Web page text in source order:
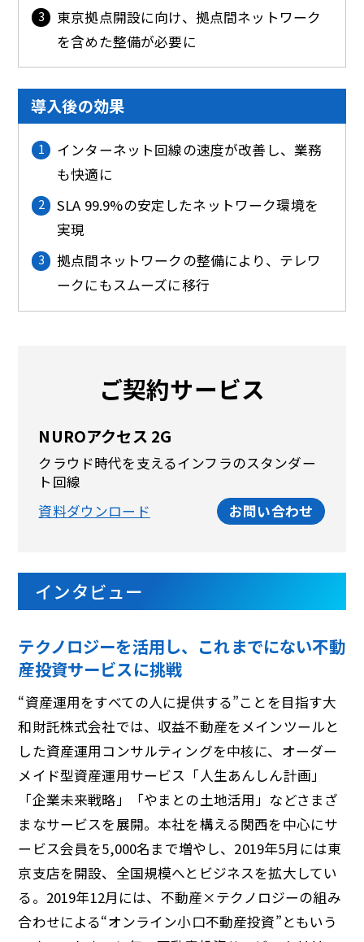
東京拠点開設に向け、拠点間ネットワーク
を含めた整備が必要に
導入後の効果
インターネット回線の速度が改善し、業務
も快適に
SLA 99.9%の安定したネットワーク環境を
実現
拠点間ネットワークの整備により、テレワ
ークにもスムーズに移行
ご契約サービス
NUROアクセス 2G
クラウド時代を支えるインフラのスタンダー
ト回線
資料ダウンロード
お問い合わせ
インタビュー
テクノロジーを活用し、これまでにない不動
産投資サービスに挑戦
“資産運用をすべての人に提供する”ことを目指す大
和財託株式会社では、収益不動産をメインツールと
した資産運用コンサルティングを中核に、オーダー
メイド型資産運用サービス「人生あんしん計画」
「企業未来戦略」「やまとの土地活用」などさまざ
まなサービスを展開。本社を構える関西を中心にサ
ービス会員を5,000名まで増やし、2019年5月には東
京支店を開設、全国規模へとビジネスを拡大してい
る。2019年12月には、不動産×テクノロジーの組み
合わせによる“オンライン小口不動産投資”ともいう